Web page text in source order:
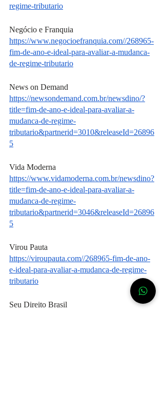
regime-tributario
Negócio e Franquia
https://www.negocioefranquia.com//268965-
fim-de-ano-e-ideal-para-avaliar-a-mudanca-
de-regime-tributario
News on Demand
https://newsondemand.com.br/newsdino/?
title=fim-de-ano-e-ideal-para-avaliar-a-
mudanca-de-regime-
tributario&partnerid=3010&releaseId=26896
5
Vida Moderna
https://www.vidamoderna.com.br/newsdino?
title=fim-de-ano-e-ideal-para-avaliar-a-
mudanca-de-regime-
tributario&partnerid=3046&releaseId=26896
5
Virou Pauta
https://viroupauta.com//268965-fim-de-ano-
e-ideal-para-avaliar-a-mudanca-de-regime-
tributario
Seu Direito Brasil